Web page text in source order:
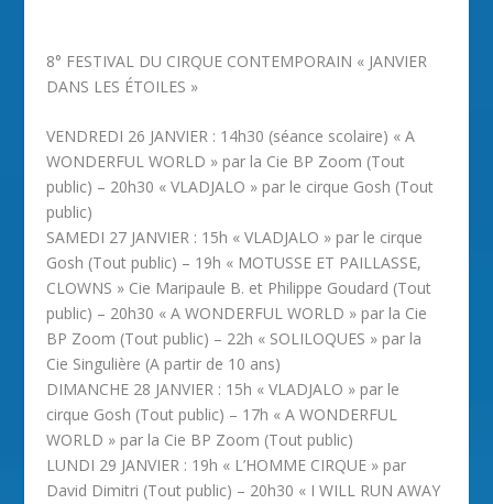
8° FESTIVAL DU CIRQUE CONTEMPORAIN « JANVIER
DANS LES ÉTOILES »
VENDREDI 26 JANVIER : 14h30 (séance scolaire) « A
WONDERFUL WORLD » par la Cie BP Zoom (Tout
public) – 20h30 « VLADJALO » par le cirque Gosh (Tout
public)
SAMEDI 27 JANVIER : 15h « VLADJALO » par le cirque
Gosh (Tout public) – 19h « MOTUSSE ET PAILLASSE,
CLOWNS » Cie Maripaule B. et Philippe Goudard (Tout
public) – 20h30 « A WONDERFUL WORLD » par la Cie
BP Zoom (Tout public) – 22h « SOLILOQUES » par la
Cie Singulière (A partir de 10 ans)
DIMANCHE 28 JANVIER : 15h « VLADJALO » par le
cirque Gosh (Tout public) – 17h « A WONDERFUL
WORLD » par la Cie BP Zoom (Tout public)
LUNDI 29 JANVIER : 19h « L’HOMME CIRQUE » par
David Dimitri (Tout public) – 20h30 « I WILL RUN AWAY